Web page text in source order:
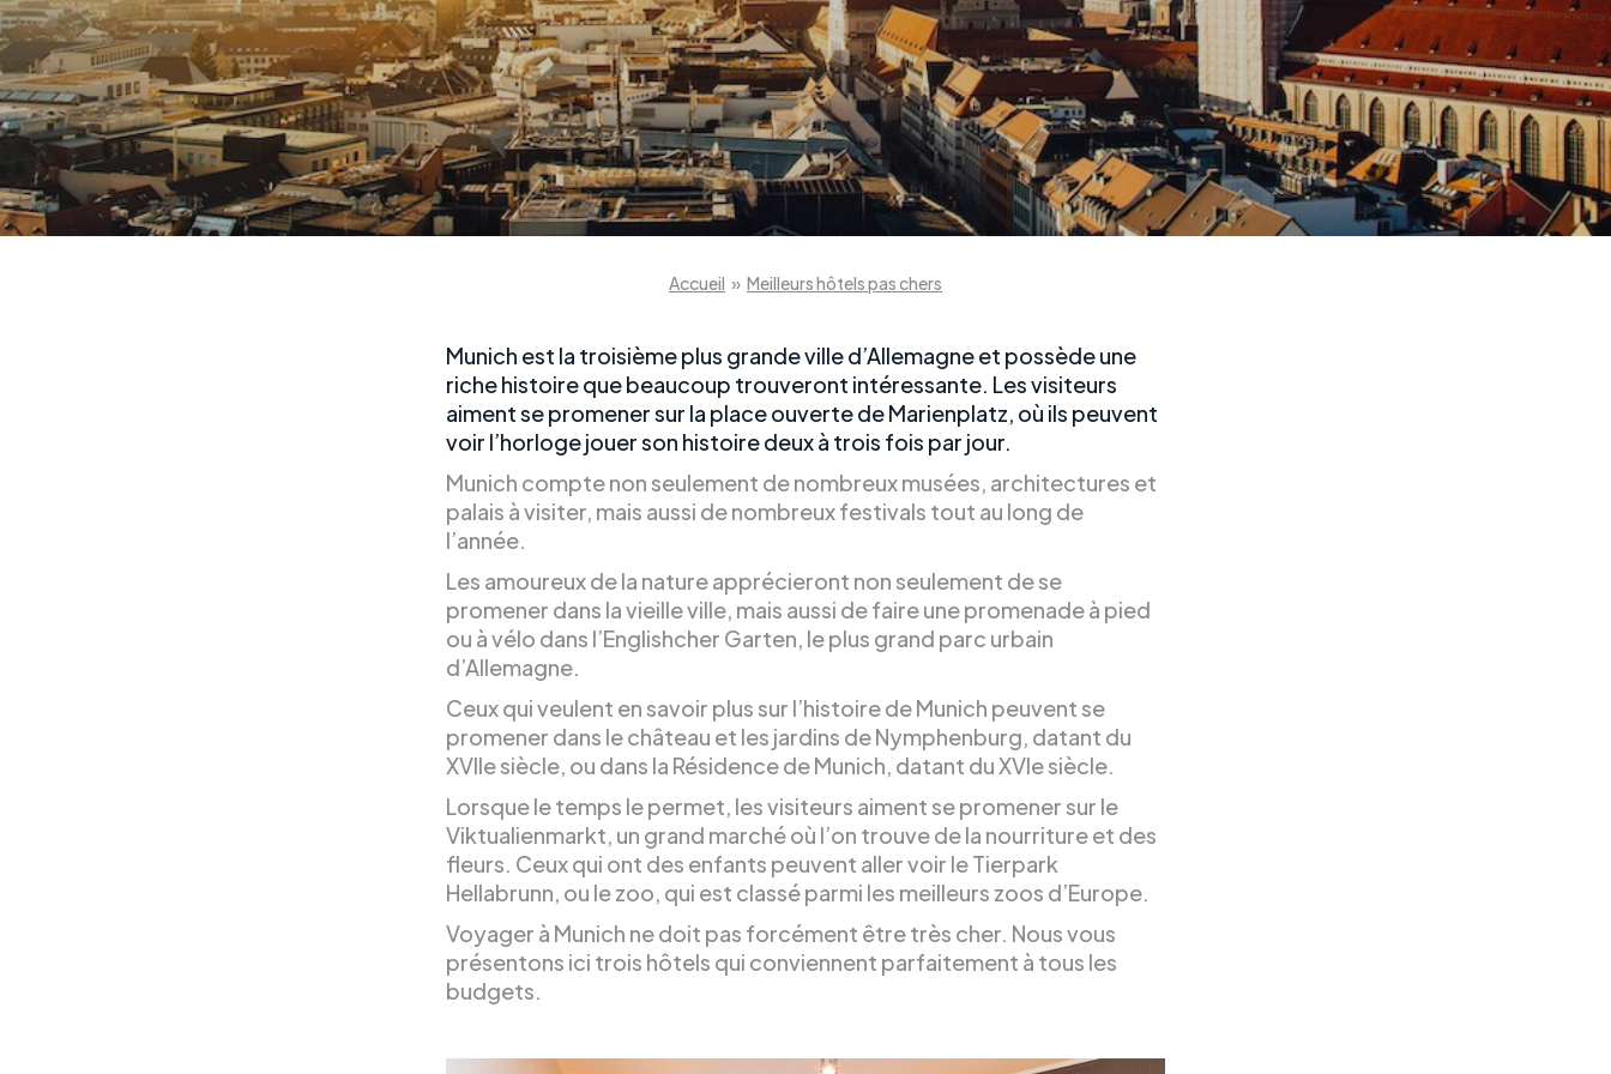
Accueil » Meilleurs hôtels pas chers
Munich est la troisième plus grande ville d’Allemagne et possède une
riche histoire que beaucoup trouveront intéressante. Les visiteurs
aiment se promener sur la place ouverte de Marienplatz, où ils peuvent
voir l’horloge jouer son histoire deux à trois fois par jour.
Munich compte non seulement de nombreux musées, architectures et
palais à visiter, mais aussi de nombreux festivals tout au long de
l’année.
Les amoureux de la nature apprécieront non seulement de se
promener dans la vieille ville, mais aussi de faire une promenade à pied
ou à vélo dans l’Englishcher Garten, le plus grand parc urbain
d’Allemagne.
Ceux qui veulent en savoir plus sur l’histoire de Munich peuvent se
promener dans le château et les jardins de Nymphenburg, datant du
XVIIe siècle, ou dans la Résidence de Munich, datant du XVIe siècle.
Lorsque le temps le permet, les visiteurs aiment se promener sur le
Viktualienmarkt, un grand marché où l’on trouve de la nourriture et des
fleurs. Ceux qui ont des enfants peuvent aller voir le Tierpark
Hellabrunn, ou le zoo, qui est classé parmi les meilleurs zoos d’Europe.
Voyager à Munich ne doit pas forcément être très cher. Nous vous
présentons ici trois hôtels qui conviennent parfaitement à tous les
budgets.